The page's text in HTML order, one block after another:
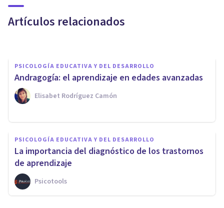
Artículos relacionados
beneficios)
PSICOLOGÍA EDUCATIVA Y DEL DESARROLLO
Andragogía: el aprendizaje en edades avanzadas
Elisabet Rodríguez Camón
PSICOLOGÍA EDUCATIVA Y DEL DESARROLLO
La importancia del diagnóstico de los trastornos
de aprendizaje
Psicotools
Psicología educativa:
definición, conceptos y teorías
Bertrand Regader